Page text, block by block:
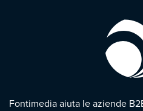
Fontimedia aiuta le aziende